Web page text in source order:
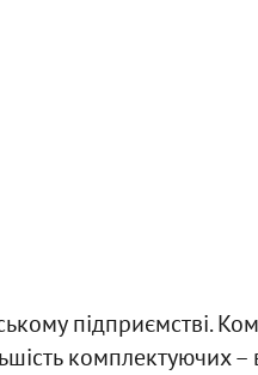
підприємстві.
комплектуючих